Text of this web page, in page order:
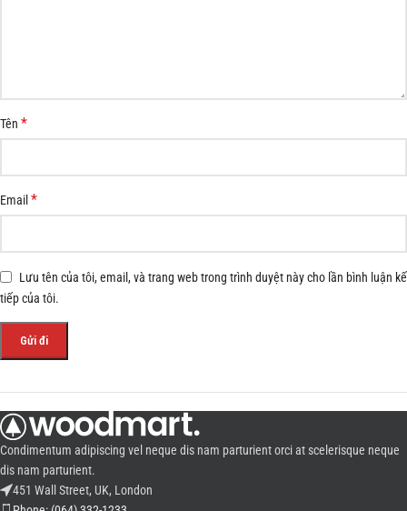
Tên *
Email*
Lưu tên của tôi, email, và trang web trong trình duyệt này cho lần bình luận kế
tiếp của tôi.
Condimentum adipiscing vel neque dis nam parturient orci at scelerisque neque
dis nam parturient.
451 Wall Street, UK, London